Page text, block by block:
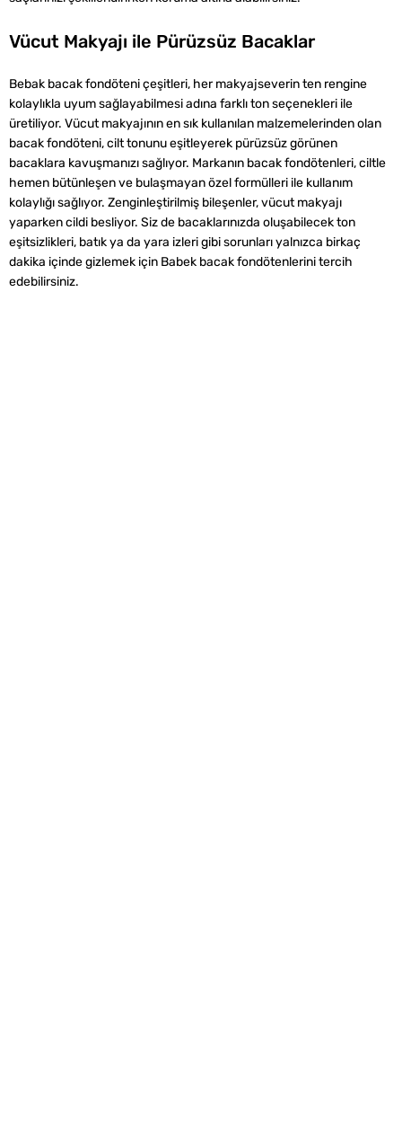
Vücut Makyajı ile Pürüzsüz Bacaklar
Bebak bacak fondöteni çeşitleri, her makyajseverin ten rengine
kolaylıkla uyum sağlayabilmesi adına farklı ton seçenekleri ile
üretiliyor. Vücut makyajının en sık kullanılan malzemelerinden olan
bacak fondöteni, cilt tonunu eşitleyerek pürüzsüz görünen
bacaklara kavuşmanızı sağlıyor. Markanın bacak fondötenleri, ciltle
hemen bütünleşen ve bulaşmayan özel formülleri ile kullanım
kolaylığı sağlıyor. Zenginleştirilmiş bileşenler, vücut makyajı
yaparken cildi besliyor. Siz de bacaklarınızda oluşabilecek ton
eşitsizlikleri, batık ya da yara izleri gibi sorunları yalnızca birkaç
dakika içinde gizlemek için Babek bacak fondötenlerini tercih
edebilirsiniz.